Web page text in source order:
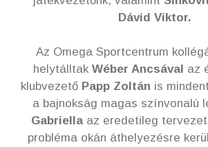
Dávid Viktor.
Az Omega Sportcentrum
helytálltak Wéber Ancsával az
klubvezető Papp Zoltán is
a bajnokság magas színvonalú
Gabriellaaz eredetileg
probléma okán áthelyezésre